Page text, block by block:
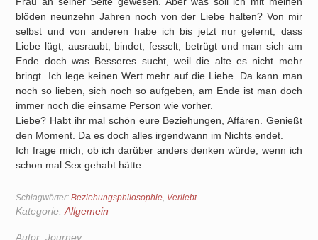
blöden neunzehn Jahren noch von der Liebe halten? Von mir
selbst und von anderen habe ich bis jetzt nur gelernt, dass
Liebe lügt, ausraubt, bindet, fesselt, betrügt und man sich am
Ende doch was Besseres sucht, weil die alte es nicht mehr
bringt. Ich lege keinen Wert mehr auf die Liebe. Da kann man
noch so lieben, sich noch so aufgeben, am Ende ist man doch
immer noch die einsame Person wie vorher.
Liebe? Habt ihr mal schön eure Beziehungen, Affären. Genießt
den Moment. Da es doch alles irgendwann im Nichts endet.
Ich frage mich, ob ich darüber anders denken würde, wenn ich
schon mal Sex gehabt hätte…
Schlagwörter:Beziehungsphilosophie, Verliebt
Kategorie: Allgemein
Autor: Journey